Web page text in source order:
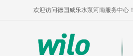
欢迎访问德国威乐水泵河南服务中心！